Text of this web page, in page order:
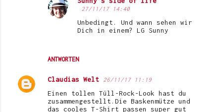
ANTWORTEN
27/11/17 14:40
Unbedingt. Und wann sehen wir
Dich in einem? LG Sunny
Claudias Welt 26/11/17 11:19
Einen tollen Tüll-Rock-Look hast du
zusammengestellt.Die Baskenmütze und
das cooles T-Shirt passen super gut